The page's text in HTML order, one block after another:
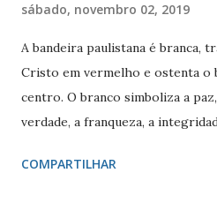
sábado, novembro 02, 2019
A bandeira paulistana é branca,
Cristo em vermelho e ostenta o
centro. O branco simboliza a
verdade, a franqueza, a
valor, a galhardia, a
COMPARTILHAR